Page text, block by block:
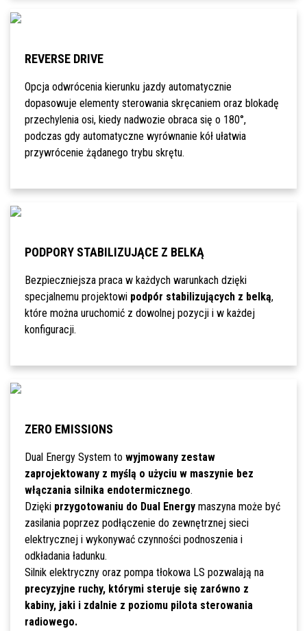
REVERSE DRIVE
Opcja odwrócenia kierunku jazdy automatycznie
dopasowuje elementy sterowania skręcaniem oraz blokadę
przechylenia osi, kiedy nadwozie obraca się o 180°,
podczas gdy automatyczne wyrównanie kół ułatwia
przywrócenie żądanego trybu skrętu.
PODPORY STABILIZUJĄCE Z BELKĄ
Bezpieczniejsza praca w każdych warunkach dzięki
specjalnemu projektowi podpór stabilizujących z belką,
które można uruchomić z dowolnej pozycji i w każdej
konfiguracji.
ZERO EMISSIONS
Dual Energy System to wyjmowany zestaw
zaprojektowany z myślą o użyciu w maszynie bez
włączania silnika endotermicznego.
Dzięki przygotowaniu do Dual Energymaszyna może być
zasilania poprzez podłączenie do zewnętrznej sieci
elektrycznej i wykonywać czynności podnoszenia i
odkładania ładunku.
Silnik elektryczny oraz pompa tłokowa LS pozwalają na
precyzyjne ruchy, którymi steruje się zarówno z
kabiny, jaki i zdalnie z poziomu pilota sterowania
radiowego.